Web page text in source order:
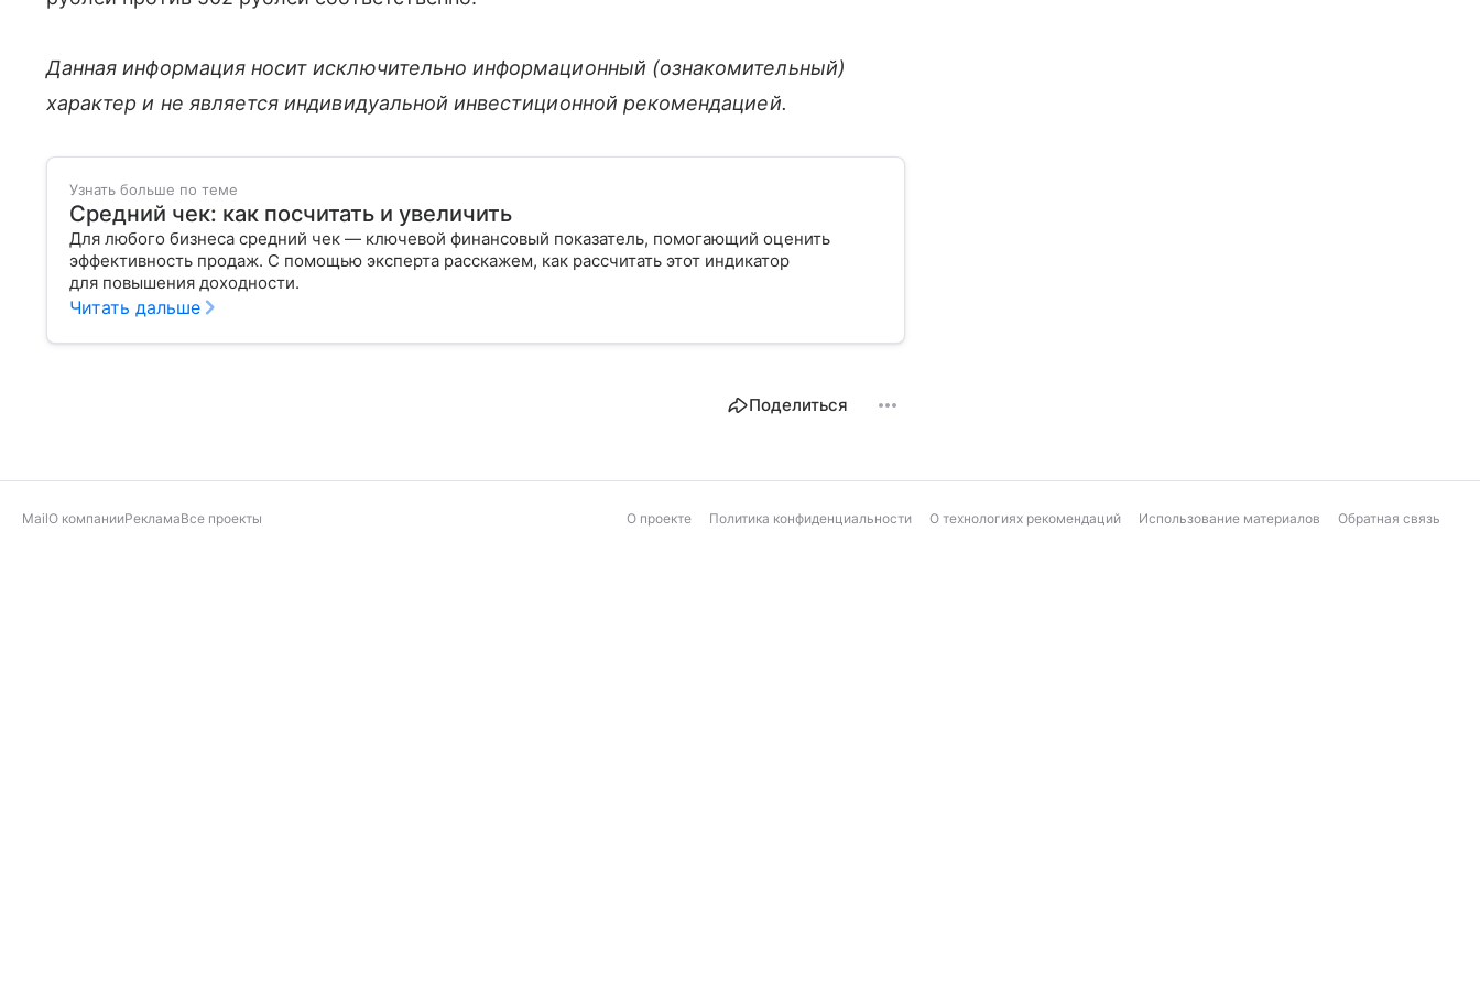
Данная информация носит исключительно информационный (ознакомительный)
характер и не является индивидуальной инвестиционной рекомендацией.
Узнать больше по теме
Средний чек: как посчитать и увеличить
Для любого бизнеса средний чек — ключевой финансовый показатель, помогающий оценить
эффективность продаж. С помощью эксперта расскажем, как рассчитать этот индикатор
для повышения доходности.
Читать дальше
Поделиться
MailО компанииРекламаВсе проекты О проекте Политика конфиденциальности О технологиях рекомендаций Использование материалов Обратная связь